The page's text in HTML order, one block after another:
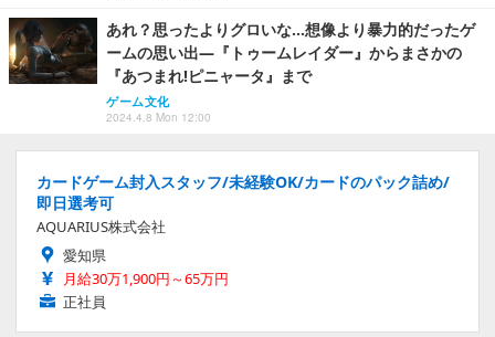
あれ？思ったよりグロいな…想像より暴力的だったゲ
ームの思い出―『トゥームレイダー』からまさかの
『あつまれ!ピニャータ』まで
ゲーム文化
2024.4.8 Mon 12:00
カードゲーム封入スタッフ/未経験OK/カードのパック詰め/
即日選考可
AQUARIUS株式会社
愛知県
月給30万1,900円～65万円
正社員